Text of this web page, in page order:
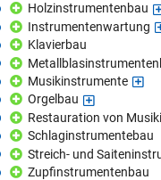
Holzinstrumentenbau
Instrumentenwartung
Klavierbau
Musikinstrumente
Orgelbau
Restauration von
Schlaginstrumentebau
Streich- und
Zupfinstrumentenbau